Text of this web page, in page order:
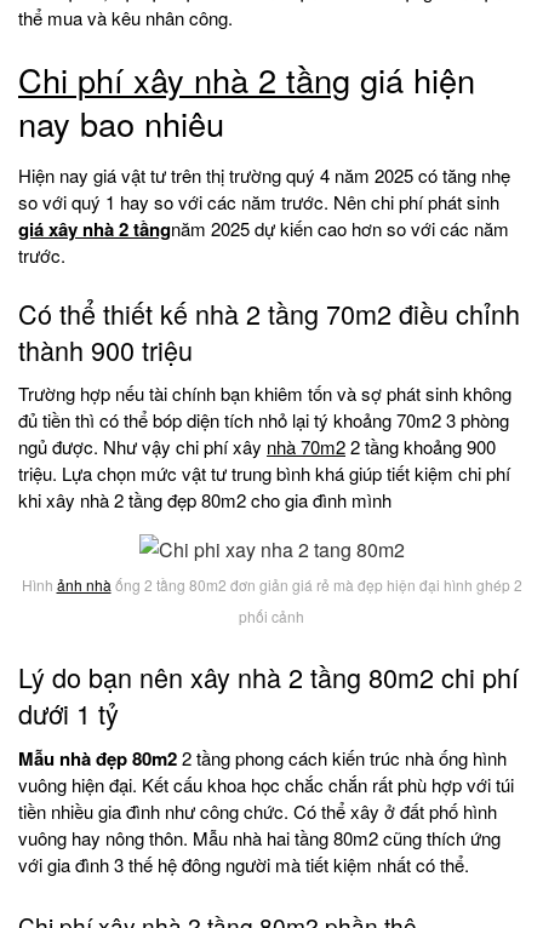
thể mua và kêu nhân công.
Chi phí xây nhà 2 tầng giá hiện
nay bao nhiêu
Hiện nay giá vật tư trên thị trường quý 4 năm 2025 có tăng nhẹ
so với quý 1 hay so với các năm trước. Nên chi phí phát sinh
giá xây nhà 2 tầngnăm 2025 dự kiến cao hơn so với các năm
trước.
Có thể thiết kế nhà 2 tầng 70m2 điều chỉnh
thành 900 triệu
Trường hợp nếu tài chính bạn khiêm tốn và sợ phát sinh không
đủ tiền thì có thể bóp diện tích nhỏ lại tý khoảng 70m2 3 phòng
ngủ được. Như vậy chi phí xây nhà 70m22 tầng khoảng 900
triệu. Lựa chọn mức vật tư trung bình khá giúp tiết kiệm chi phí
khi xây nhà 2 tầng đẹp 80m2 cho gia đình mình
Hình ảnh nhà ống 2 tầng 80m2 đơn giản giá rẻ mà đẹp hiện đại hình ghép 2
phối cảnh
Lý do bạn nên xây nhà 2 tầng 80m2 chi phí
dưới 1 tỷ
Mẫu nhà đẹp 80m22 tầng phong cách kiến trúc nhà ống hình
vuông hiện đại. Kết cấu khoa học chắc chắn rất phù hợp với túi
tiền nhiều gia đình như công chức. Có thể xây ở đất phố hình
vuông hay nông thôn. Mẫu nhà hai tầng 80m2 cũng thích ứng
với gia đình 3 thế hệ đông người mà tiết kiệm nhất có thể.